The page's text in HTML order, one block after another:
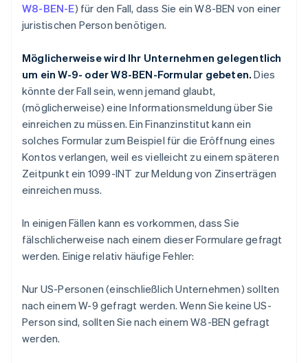
W8-BEN-E) für den Fall, dass Sie ein W8-BEN von einer
juristischen Person benötigen.
Möglicherweise wird Ihr Unternehmen gelegentlich
um ein W-9- oder W8-BEN-Formular gebeten. Dies
könnte der Fall sein, wenn jemand glaubt,
(möglicherweise) eine Informationsmeldung über Sie
einreichen zu müssen. Ein Finanzinstitut kann ein
solches Formular zum Beispiel für die Eröffnung eines
Kontos verlangen, weil es vielleicht zu einem späteren
Zeitpunkt ein 1099-INT zur Meldung von Zinserträgen
einreichen muss.
In einigen Fällen kann es vorkommen, dass Sie
fälschlicherweise nach einem dieser Formulare gefragt
werden. Einige relativ häufige Fehler:
Nur US-Personen (einschließlich Unternehmen) sollten
nach einem W-9 gefragt werden. Wenn Sie keine US-
Person sind, sollten Sie nach einem W8-BEN gefragt
werden.